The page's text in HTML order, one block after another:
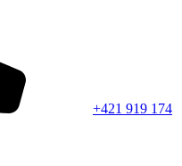
+421 919 174